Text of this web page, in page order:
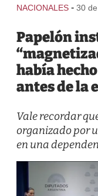
NACIONALES - 30
Papelón
había
antes de la
Vale recordar
organizado por
en una